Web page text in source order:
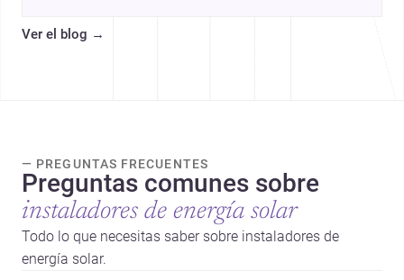
Ver el blog →
— PREGUNTAS FRECUENTES
Preguntas comunes sobre
instaladores de energía solar
Todo lo que necesitas saber sobre instaladores de
energía solar.